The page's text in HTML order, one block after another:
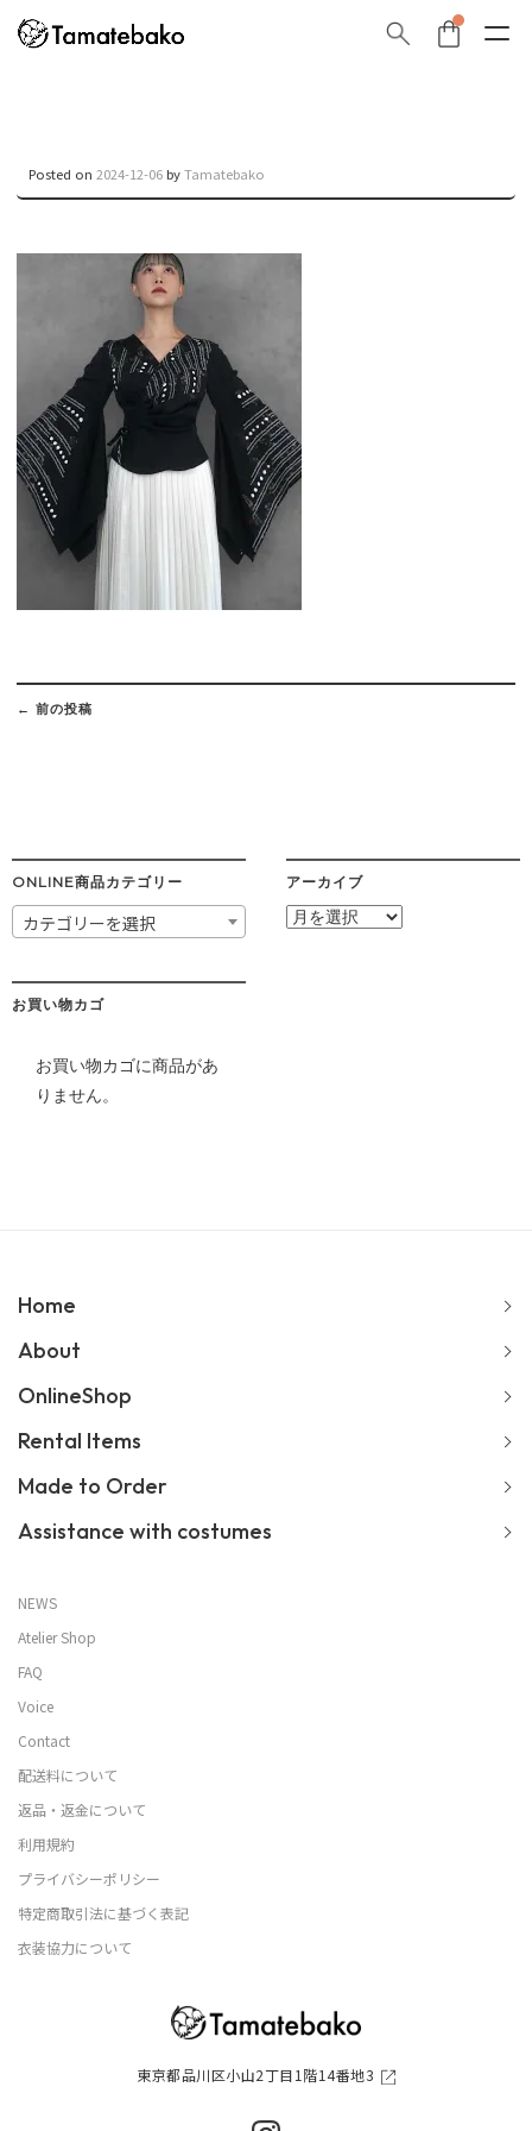
Posted on 2024-12-06 byTamatebako
Post
navigation
← 前の投稿
ONLINE商品カテゴリー
カテゴリーを選択
アーカイブ
ア
お買い物カゴ
お買い物カゴに商品があ
りません。
東京都品川区小山2丁目1階14番地3
Home
About
OnlineShop
Rental Items
Made to Order
Assistance with costumes
NEWS
Atelier Shop
FAQ
Voice
Contact
配送料について
返品・返金について
利用規約
プライバシーポリシー
特定商取引法に基づく表記
衣装協力について